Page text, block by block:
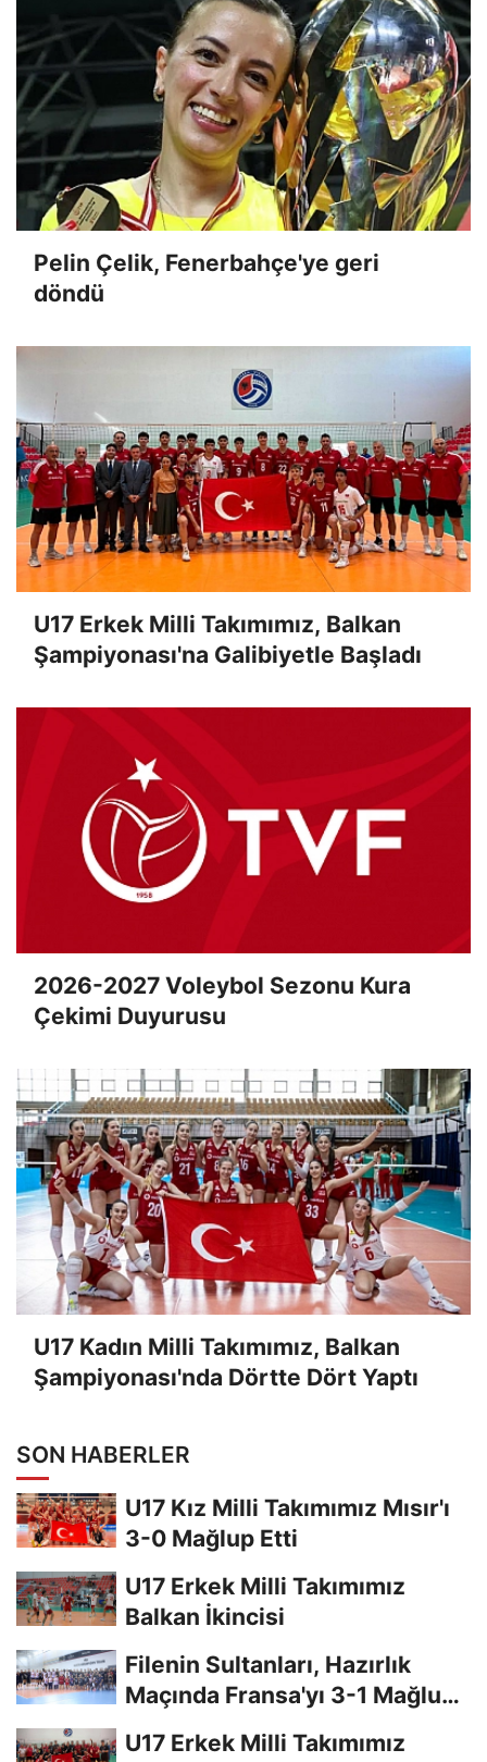
Pelin Çelik, Fenerbahçe'ye geri
döndü
U17 Erkek Milli Takımımız, Balkan
Şampiyonası'na Galibiyetle Başladı
2026-2027 Voleybol Sezonu Kura
Çekimi Duyurusu
U17 Kadın Milli Takımımız, Balkan
Şampiyonası'nda Dörtte Dört Yaptı
SON HABERLER
U17 Kız Milli Takımımız Mısır'ı
3-0 Mağlup Etti
U17 Erkek Milli Takımımız
Balkan İkincisi
Filenin Sultanları, Hazırlık
Maçında Fransa'yı 3-1 Mağlup
U17 Erkek Milli Takımımız